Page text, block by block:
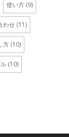
使い方 (9)
わせ (11)
方 (10)
(10)